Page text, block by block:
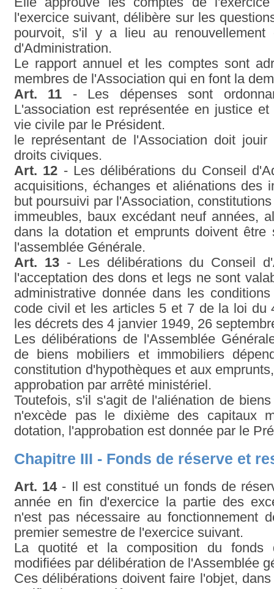
l'exercice suivant, délibère sur les
pourvoit, s'il y a lieu au renouvellement
d'Administration.
Le rapport annuel et les comptes sont
membres de l'Association qui en font la
Art. 11 - Les dépenses sont
L'association est représentée en justice
vie civile par le Président.
le représentant de l'Association doit
droits civiques.
Art. 12 - Les délibérations du Conseil
acquisitions, échanges et aliénations des
but poursuivi par l'Association,
immeubles, baux excédant neuf années,
dans la dotation et emprunts doivent être
l'assemblée Générale.
Art. 13- Les délibérations du Conseil
l'acceptation des dons et legs ne sont
administrative donnée dans les
code civil et les articles 5 et 7 de la loi du
les décrets des 4 janvier 1949, 26
Les délibérations de l'Assemblée
de biens mobiliers et immobiliers
constitution d'hypothèques et aux
approbation par arrêté ministériel.
Toutefois, s'il s'agit de l'aliénation de
n'excède pas le dixième des capitaux
dotation, l'approbation est donnée par le
Chapitre III - Fonds de réserve et
Art. 14- Il est constitué un fonds de
année en fin d'exercice la partie des
n'est pas nécessaire au fonctionnement
premier semestre de l'exercice suivant.
La quotité et la composition du fonds
modifiées par délibération de l'Assemblée
Ces délibérations doivent faire l'objet,